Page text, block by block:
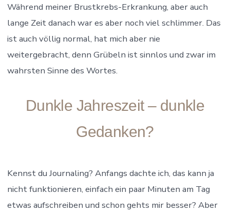
Während meiner Brustkrebs-Erkrankung, aber auch
lange Zeit danach war es aber noch viel schlimmer. Das
ist auch völlig normal, hat mich aber nie
weitergebracht, denn Grübeln ist sinnlos und zwar im
wahrsten Sinne des Wortes.
Dunkle Jahreszeit – dunkle
Gedanken?
Kennst du Journaling? Anfangs dachte ich, das kann ja
nicht funktionieren, einfach ein paar Minuten am Tag
etwas aufschreiben und schon gehts mir besser? Aber